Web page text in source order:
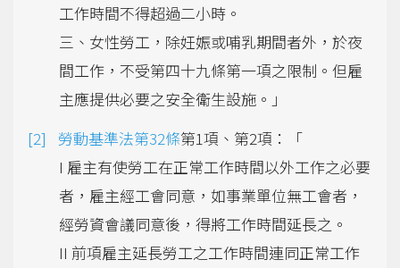
工作時間不得超過二小時。
三、女性勞工，除妊娠或哺乳期間者外，於夜
間工作，不受第四十九條第一項之限制。但雇
主應提供必要之安全衛生設施。」
勞動基準法第32條第1項、第2項：「
I 雇主有使勞工在正常工作時間以外工作之必要
者，雇主經工會同意，如事業單位無工會者，
經勞資會議同意後，得將工作時間延長之。
II 前項雇主延長勞工之工作時間連同正常工作